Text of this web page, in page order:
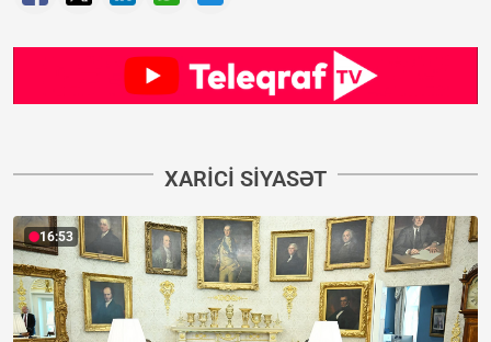
XARICI SIYASƏT
16:53